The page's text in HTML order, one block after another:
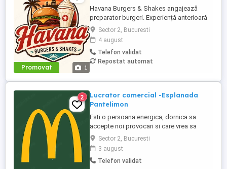
Promovat 1
Havana Burgers & Shakes angajează
preparator burgeri. Experiență anterioară
în burger shop fast-food OBLIGATORIE
Persoană rapidă, serioasă și organizată
Cunoștințe de lucru pe grill și asamblare
burgeri Atenție la gramaje, rețete și timpi
de preparare Menținerea curățeniei la
Sector 2, Bucuresti
4 august
Telefon validat
Repostat automat
2
Lucrator comercial -Esplanada
Pantelimon
Esti o persoana energica, dornica sa
accepte noi provocari si care vrea sa
lucreze alaturi de o echipa dinamica? Ai
toate sansele sa devii colegul nostru si sa
fii tu cel care investeste in ceea ce
conteaza pentru tine. Hai sa cream
Sector 2, Bucuresti
3 august
Telefon validat